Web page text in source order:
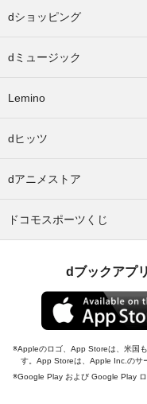
dショッピング
dミュージック
Lemino
dヒッツ
dアニメストア
ドコモスポーツくじ
dブックアプ
Appleのロゴ、App Storeは、米国
す。App Storeは、Apple Inc.のサ
Google Play および Google Play